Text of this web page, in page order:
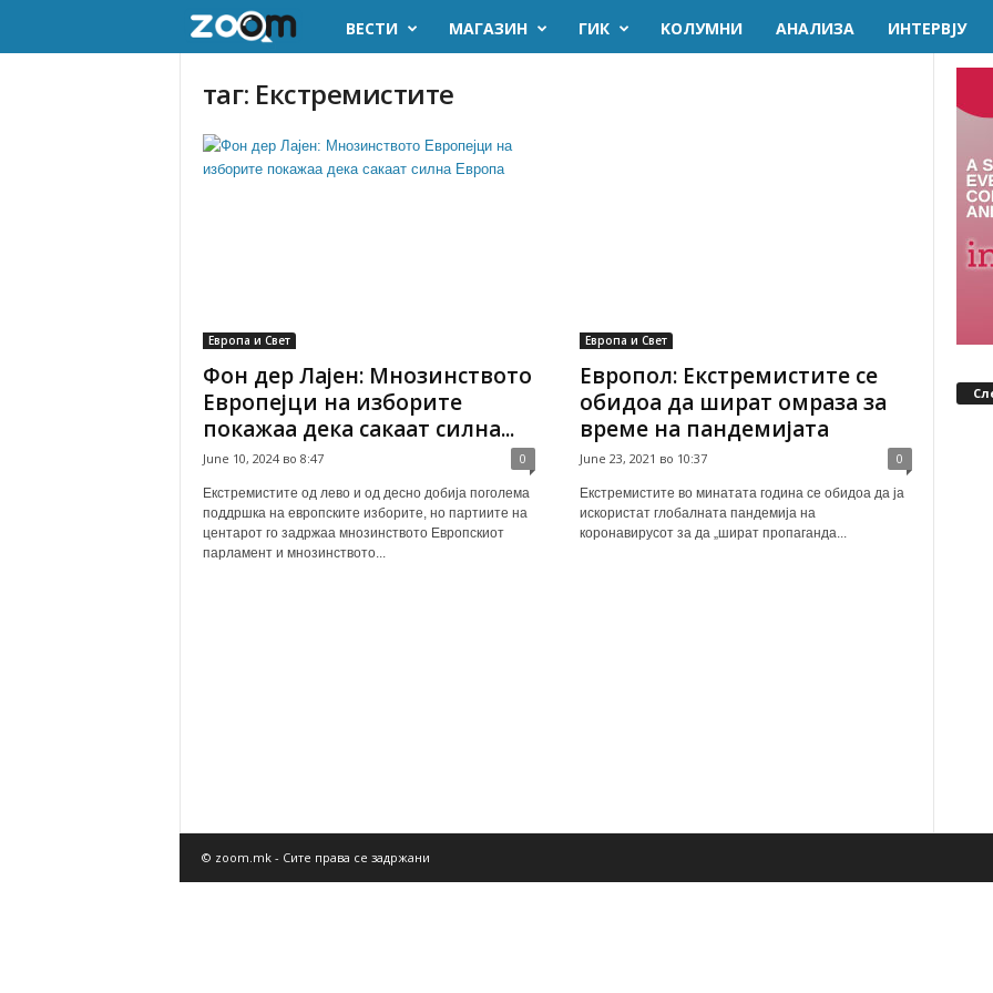
m
ВЕСТИ МАГАЗИН ГИК KОЛУМНИ AНАЛИЗА ИНТЕРВЈУ
таг: Екстремистите
Европа и Свет
Фон дер Лајен: Мнозинството
Европејци на изборите
покажаа дека сакаат силна...
June 10, 2024 во 8:47 0
Екстремистите од лево и од десно добија поголема
поддршка на европските изборите, но партиите на
центарот го задржаа мнозинството Европскиот
парламент и мнозинството...
Европа и Свет
Европол: Екстремистите се
обидоа да шират омраза за
време на пандемијата
June 23, 2021 во 10:37 0
Екстремистите во минатата година се обидоа да ја
искористат глобалната пандемија на
коронавирусот за да „шират пропаганда...
© zoom.mk - Сите права се задржани